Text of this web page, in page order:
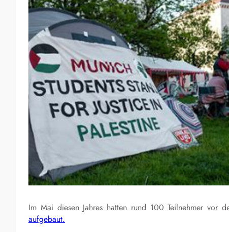
Im Mai diesen Jahres hatten rund 100 Teilnehmer vor
aufgebaut.